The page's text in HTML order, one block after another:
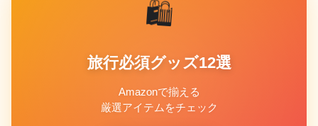
🛍️
旅行必須グッズ12選
Amazonで揃える
厳選アイテムをチェック